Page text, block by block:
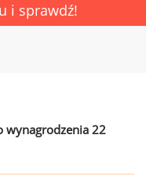
i sprawdź!
wynagrodzenia 22